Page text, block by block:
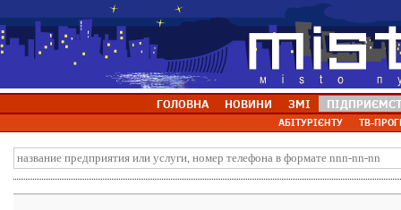
ГОЛОВНА НОВИНИ ЗМІ
АБІТУРІЄНТУ ТВ-